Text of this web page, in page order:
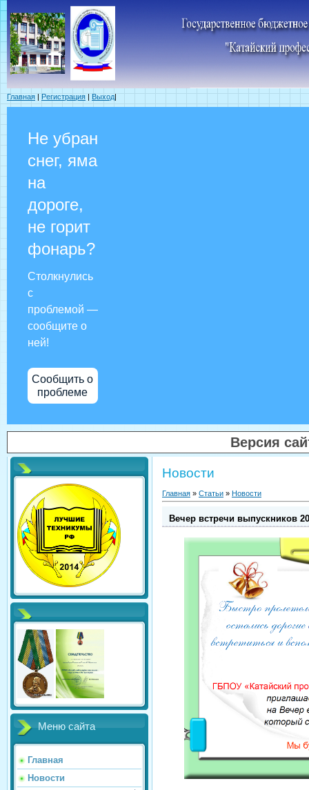
Главная | Регистрация | Выход|
Не убран
снег, яма
на
дороге,
не горит
фонарь?
Столкнулись
с
проблемой —
сообщите о
ней!
Сообщить о
проблеме
Версия
Меню сайта
Главная
Новости
Новости
Главная » Статьи » Новости
Вечер встречи выпускников